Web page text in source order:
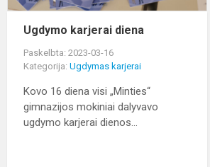
Ugdymo karjerai diena
Paskelbta: 2023-03-16
Kategorija:Ugdymas karjerai
Kovo 16 diena visi „Minties“
gimnazijos mokiniai dalyvavo
ugdymo karjerai dienos...